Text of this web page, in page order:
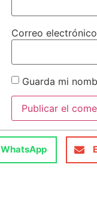
Correo electrónico
Guarda mi
WhatsApp